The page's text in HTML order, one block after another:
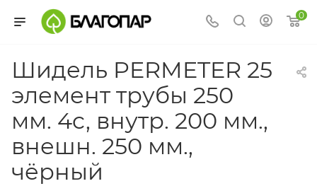
0
Шидель PERMETER 25
элемент трубы 250
мм. 4c, внутр. 200 мм.,
внешн. 250 мм.,
чёрный